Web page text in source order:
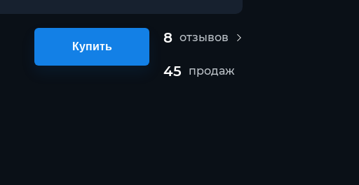
Купить
8 отзывов
45 продаж